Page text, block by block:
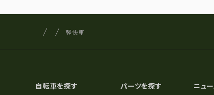
サイト内の現在地
サイクルショップナカゴヤ
軽快車
自転車を探す パーツを探す ニュ